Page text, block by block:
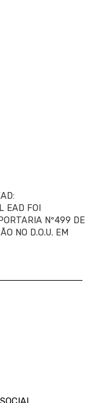
EAD FOI
Nº499 DE
NO D.O.U. EM